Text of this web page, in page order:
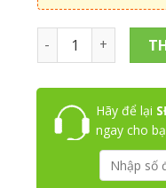
Ghế Qùy phòng
Hãy để lại
ngay cho